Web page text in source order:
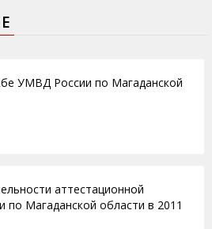
УМВД России по Магаданской
аттестационной
Магаданской области в 2011